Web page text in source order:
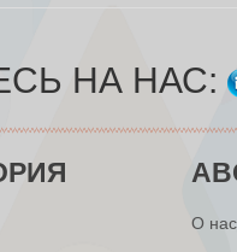
НА НАС:
О нас